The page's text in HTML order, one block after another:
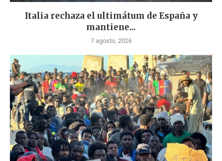
Italia rechaza el ultimátum de España y
mantiene...
7 agosto, 2026